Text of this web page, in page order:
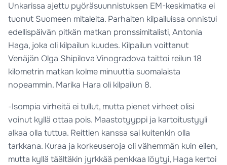
Unkarissa ajettu pyöräsuunnistuksen EM-keskimatka ei
tuonut Suomeen mitaleita. Parhaiten kilpailuissa onnistui
edellispäivän pitkän matkan pronssimitalisti, Antonia
Haga, joka oli kilpailun kuudes. Kilpailun voittanut
Venäjän Olga Shipilova Vinogradova taittoi reilun 18
kilometrin matkan kolme minuuttia suomalaista
nopeammin. Marika Hara oli kilpailun 8.
-Isompia virheitä ei tullut, mutta pienet virheet olisi
voinut kyllä ottaa pois. Maastotyyppi ja kartoitustyyli
alkaa olla tuttua. Reittien kanssa sai kuitenkin olla
tarkkana. Kuraa ja korkeuseroja oli vähemmän kuin eilen,
mutta kyllä täältäkin jyrkkää penkkaa löytyi, Haga kertoi